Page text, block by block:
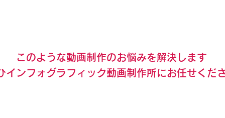
このような動画制作のお悩みを解決します
インフォグラフィック動画制作所にお任せくだ